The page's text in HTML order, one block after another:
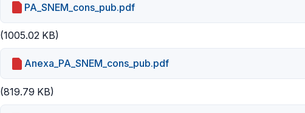
PA_SNEM_cons_pub.pdf
(1005.02 KB)
Anexa_PA_SNEM_cons_pub.pdf
(819.79 KB)